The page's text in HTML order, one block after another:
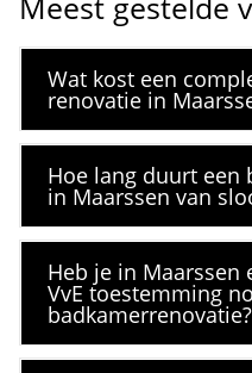
Wat kost een
renovatie in
Hoe lang duurt een
in Maarssen van
Heb je in Maarssen
VvE toestemming
badkamerrenovatie?